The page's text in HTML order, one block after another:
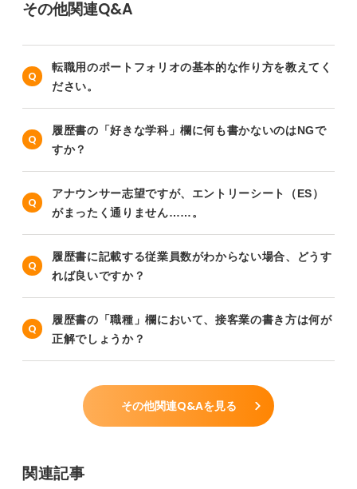
その他関連Q&A
転職用のポートフォリオの基本的な作り方を教えてく
ださい。
履歴書の「好きな学科」欄に何も書かないのはNGで
すか？
アナウンサー志望ですが、エントリーシート（ES）
がまったく通りません……。
履歴書に記載する従業員数がわからない場合、どうす
れば良いですか？
履歴書の「職種」欄において、接客業の書き方は何が
正解でしょうか？
その他関連Q&Aを見る
関連記事